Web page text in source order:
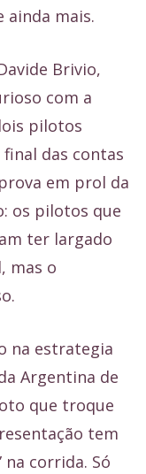
ainda mais.
Brivio,
com a
pilotos
das contas
em prol da
os pilotos que
ter largado
mas o
na estrategia
Argentina de
que troque
tem
corrida. Só